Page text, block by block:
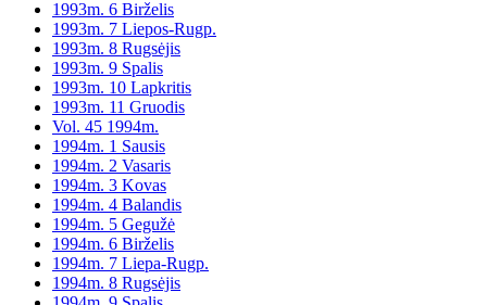
1993m. 6 Birželis
1993m. 7 Liepos-Rugp.
1993m. 8 Rugsėjis
1993m. 9 Spalis
1993m. 10 Lapkritis
1993m. 11 Gruodis
Vol. 45 1994m.
1994m. 1 Sausis
1994m. 2 Vasaris
1994m. 3 Kovas
1994m. 4 Balandis
1994m. 5 Gegužė
1994m. 6 Birželis
1994m. 7 Liepa-Rugp.
1994m. 8 Rugsėjis